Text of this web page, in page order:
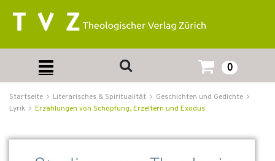
0
Startseite Literarisches & Spiritualität
Geschichten und Gedichte
Lyrik
Erzählungen von Schöpfung, Erzeltern und Exodus